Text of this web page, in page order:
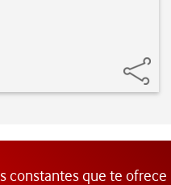
constantes que te ofrece